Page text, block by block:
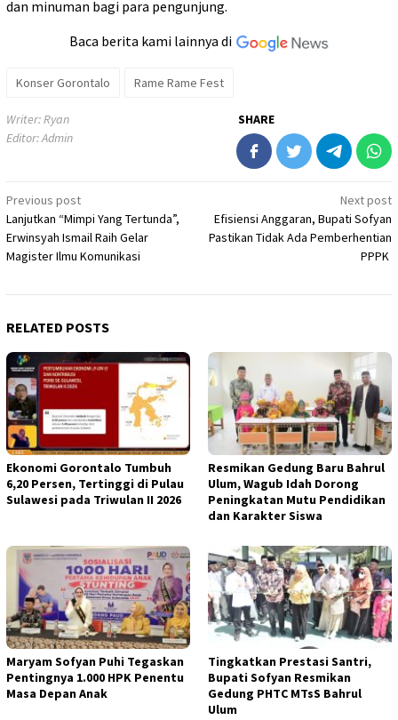
dan minuman bagi para pengunjung.
Baca berita kami lainnya di
Konser Gorontalo Rame Rame Fest
Writer: Ryan
Editor: Admin
SHARE
Post
navigation
Previous post
Lanjutkan “Mimpi Yang Tertunda”,
Erwinsyah Ismail Raih Gelar
Magister Ilmu Komunikasi
Next post
Efisiensi Anggaran, Bupati Sofyan
Pastikan Tidak Ada Pemberhentian
PPPK
RELATED POSTS
Ekonomi Gorontalo Tumbuh
6,20 Persen, Tertinggi di Pulau
Sulawesi pada Triwulan II 2026
Resmikan Gedung Baru Bahrul
Ulum, Wagub Idah Dorong
Peningkatan Mutu Pendidikan
dan Karakter Siswa
Maryam Sofyan Puhi Tegaskan
Pentingnya 1.000 HPK Penentu
Masa Depan Anak
Tingkatkan Prestasi Santri,
Bupati Sofyan Resmikan
Gedung PHTC MTsS Bahrul
Ulum